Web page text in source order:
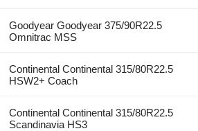
Goodyear Goodyear 375/90R22.5
Omnitrac MSS
Continental Continental 315/80R22.5
HSW2+ Coach
Continental Continental 315/80R22.5
Scandinavia HS3